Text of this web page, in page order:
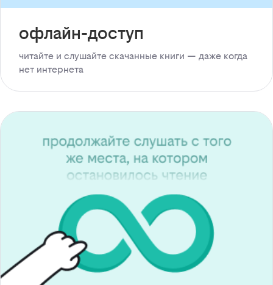
офлайн-доступ
читайте и слушайте скачанные книги — даже когда
нет интернета